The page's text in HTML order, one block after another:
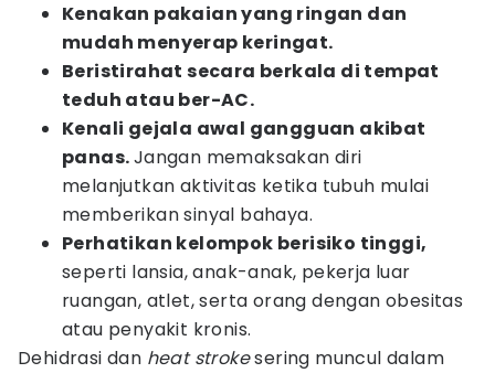
Kenakan pakaian yang ringan dan
mudah menyerap keringat.
Beristirahat secara berkala di tempat
teduh atau ber-AC.
Kenali gejala awal gangguan akibat
panas.Jangan memaksakan diri
melanjutkan aktivitas ketika tubuh mulai
memberikan sinyal bahaya.
Perhatikan kelompok berisiko tinggi,
seperti lansia, anak-anak, pekerja luar
ruangan, atlet, serta orang dengan obesitas
atau penyakit kronis.
Dehidrasi dan heat strokesering muncul dalam